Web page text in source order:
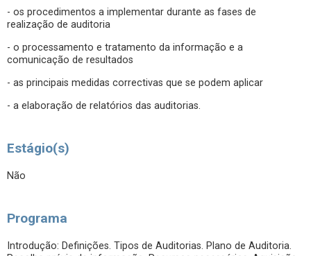
- os procedimentos a implementar durante as fases de
realização de auditoria
- o processamento e tratamento da informação e a
comunicação de resultados
- as principais medidas correctivas que se podem aplicar
- a elaboração de relatórios das auditorias.
Estágio(s)
Não
Programa
Introdução: Definições. Tipos de Auditorias. Plano de Auditoria.